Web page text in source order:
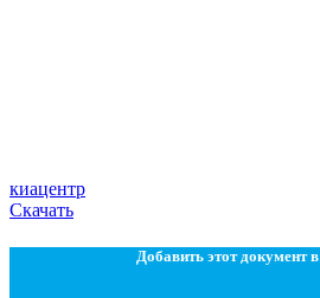
киацентр
Скачать
Добавить этот документ